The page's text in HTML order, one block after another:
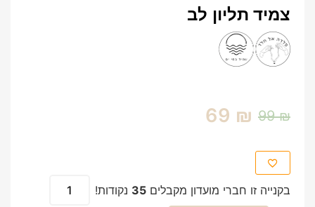
צמיד תליון לב
99₪
69 ₪
בקנייה זו חברי מועדון מקבלים 35 נקודות!